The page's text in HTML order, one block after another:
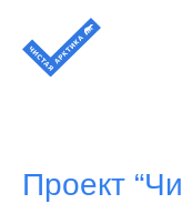
Проект